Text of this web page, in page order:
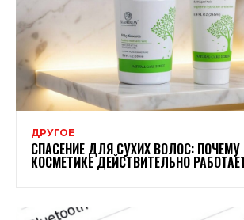
ДРУГОЕ
СПАСЕНИЕ ДЛЯ СУХИХ ВОЛОС:
КОСМЕТИКЕ ДЕЙСТВИТЕЛЬНО